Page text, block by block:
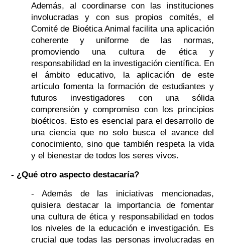
Además, al coordinarse con las instituciones
involucradas y con sus propios comités, el
Comité de Bioética Animal facilita una aplicación
coherente y uniforme de las normas,
promoviendo una cultura de ética y
responsabilidad en la investigación científica. En
el ámbito educativo, la aplicación de este
artículo fomenta la formación de estudiantes y
futuros investigadores con una sólida
comprensión y compromiso con los principios
bioéticos. Esto es esencial para el desarrollo de
una ciencia que no solo busca el avance del
conocimiento, sino que también respeta la vida
y el bienestar de todos los seres vivos.
- ¿Qué otro aspecto destacaría?
- Además de las iniciativas mencionadas,
quisiera destacar la importancia de fomentar
una cultura de ética y responsabilidad en todos
los niveles de la educación e investigación. Es
crucial que todas las personas involucradas en